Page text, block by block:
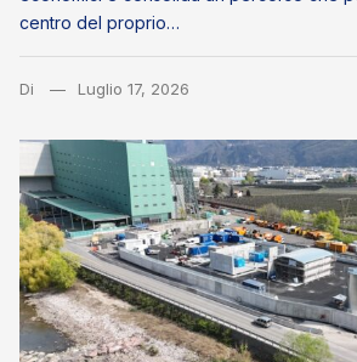
centro del proprio…
Di Luglio 17, 2026